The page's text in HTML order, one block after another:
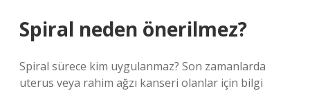
Spiral neden önerilmez?
Spiral sürece kim uygulanmaz? Son zamanlarda
uterus veya rahim ağzı kanseri olanlar için bilgi